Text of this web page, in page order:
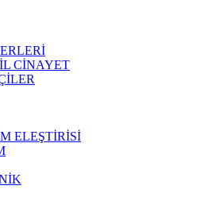
CİNAYET
ELEŞTİRİSİ